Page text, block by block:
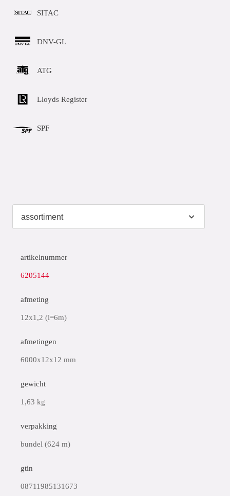
SITAC
DNV-GL
ATG
Lloyds Register
SPF
artikelnummer
6205144
afmeting
12x1,2 (l=6m)
afmetingen
6000x12x12 mm
gewicht
1,63 kg
verpakking
bundel (624 m)
gtin
08711985131673